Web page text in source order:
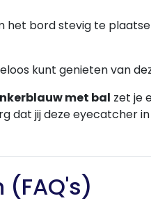
het bord stevig te
kunt genieten van
met bal zet je
dat jij deze eyecatcher